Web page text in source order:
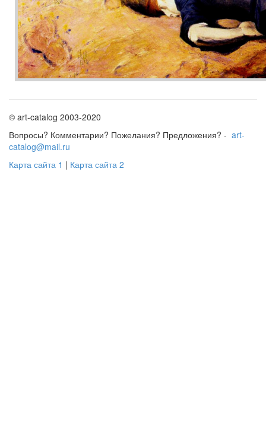
© art-catalog 2003-2020
Вопросы? Комментарии? Пожелания? Предложения? - art-
catalog@mail.ru
Карта сайта 1 | Карта сайта 2